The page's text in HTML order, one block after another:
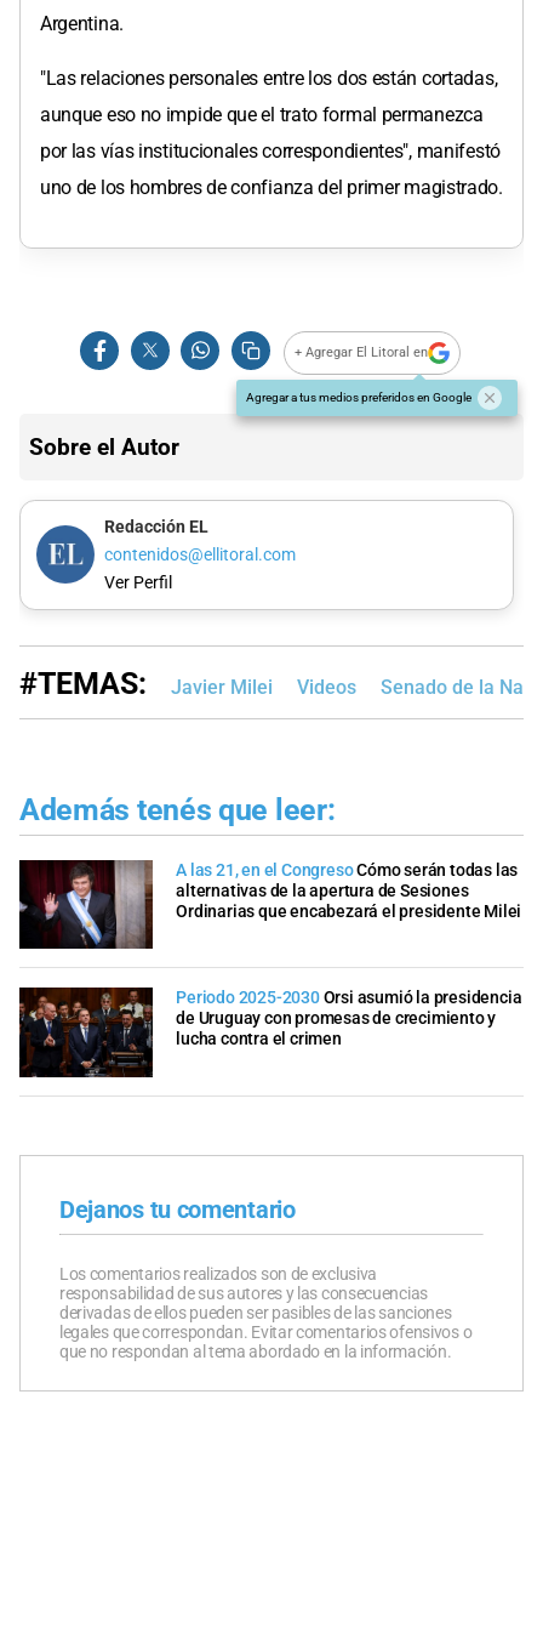
Argentina.
"Las relaciones personales entre los dos están cortadas,
aunque eso no impide que el trato formal permanezca
por las vías institucionales correspondientes", manifestó
uno de los hombres de confianza del primer magistrado.
+ Agregar El Litoral en
Agregar a tus medios preferidos en Google
Sobre el Autor
Redacción EL
contenidos@ellitoral.com
Ver Perfil
#TEMAS: Javier Milei Videos Senado de la
Además tenés que leer:
A las 21, en el CongresoCómo serán todas las
alternativas de la apertura de Sesiones
Ordinarias que encabezará el presidente Milei
Periodo 2025-2030Orsi asumió la presidencia
de Uruguay con promesas de crecimiento y
lucha contra el crimen
Dejanos tu comentario
Los comentarios realizados son de exclusiva
responsabilidad de sus autores y las consecuencias
derivadas de ellos pueden ser pasibles de las sanciones
legales que correspondan. Evitar comentarios ofensivos o
que no respondan al tema abordado en la información.